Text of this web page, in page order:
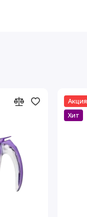
Акция
Хит